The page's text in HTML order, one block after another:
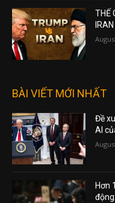
THẾ
BÀI VIẾT MỚI NHẤT
Đề
AI
Hơn